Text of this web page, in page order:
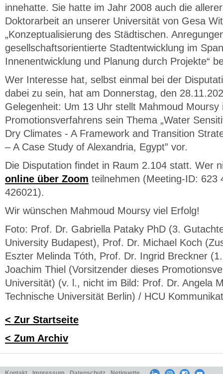
innehatte. Sie hatte im Jahr 2008 auch die
Doktorarbeit an unserer Universität von Gesa
„Konzeptualisierung des Städtischen.
gesellschaftsorientierte Stadtentwicklung im
Innenentwicklung und Planung durch Projekte“
Wer Interesse hat, selbst einmal bei der
dabei zu sein, hat am Donnerstag, den
Gelegenheit: Um 13 Uhr stellt Mahmoud Moursy
Promotionsverfahrens sein Thema „Water
Dry Climates - A Framework and Transition
– A Case Study of Alexandria, Egypt” vor.
Die Disputation findet in Raum 2.104 statt. Wer
online über Zoom teilnehmen (Meeting-ID: 623
426021).
Wir wünschen Mahmoud Moursy viel Erfolg!
Foto: Prof. Dr. Gabriella Pataky PhD (3.
University Budapest), Prof. Dr. Michael Koch
Eszter Melinda Tóth, Prof. Dr. Ingrid Breckner
Joachim Thiel (Vorsitzender dieses
Universität) (v. l., nicht im Bild: Prof. Dr. Angela
Technische Universität Berlin) / HCU
< Zur Startseite
< Zum Archiv